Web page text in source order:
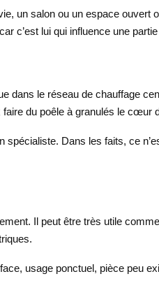
un salon ou un espace ouvert
c’est lui qui influence une
dans le réseau de chauffage
du poêle à granulés le cœur
spécialiste. Dans les faits, ce
Il peut être très utile
usage ponctuel, pièce peu